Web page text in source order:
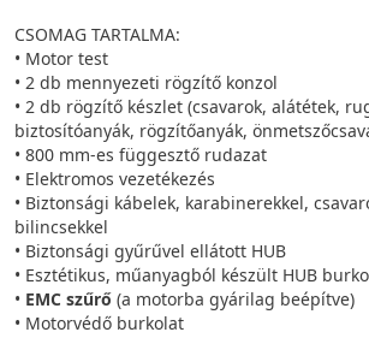
CSOMAG TARTALMA:
• Motor test
• 2 db mennyezeti rögzítő konzol
• 2 db rögzítő készlet (csavarok, alátétek,
biztosítóanyák, rögzítőanyák,
• 800 mm-es függesztő rudazat
• Elektromos vezetékezés
• Biztonsági kábelek, karabinerekkel,
bilincsekkel
• Biztonsági gyűrűvel ellátott HUB
• Esztétikus, műanyagból készült HUB
• EMC szűrő (a motorba gyárilag beépítve)
• Motorvédő burkolat